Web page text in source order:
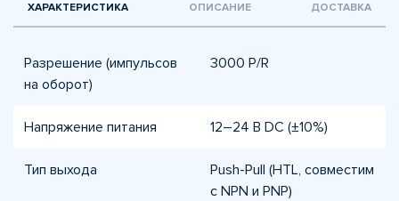
ХАРАКТЕРИСТИКА ОПИСАНИЕ ДОСТАВКА
Разрешение (импульсов
на оборот)
3000 P/R
Напряжение питания 12–24 В DC (±10%)
Тип выхода
Push-Pull (HTL, совместим
с NPN и PNP)